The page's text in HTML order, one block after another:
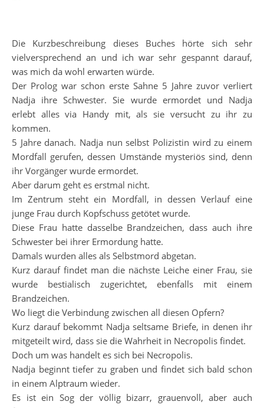
Die Kurzbeschreibung dieses Buches hörte sich sehr
vielversprechend an und ich war sehr gespannt darauf,
was mich da wohl erwarten würde.
Der Prolog war schon erste Sahne 5 Jahre zuvor verliert
Nadja ihre Schwester. Sie wurde ermordet und Nadja
erlebt alles via Handy mit, als sie versucht zu ihr zu
kommen.
5 Jahre danach. Nadja nun selbst Polizistin wird zu einem
Mordfall gerufen, dessen Umstände mysteriös sind, denn
ihr Vorgänger wurde ermordet.
Aber darum geht es erstmal nicht.
Im Zentrum steht ein Mordfall, in dessen Verlauf eine
junge Frau durch Kopfschuss getötet wurde.
Diese Frau hatte dasselbe Brandzeichen, dass auch ihre
Schwester bei ihrer Ermordung hatte.
Damals wurden alles als Selbstmord abgetan.
Kurz darauf findet man die nächste Leiche einer Frau, sie
wurde bestialisch zugerichtet, ebenfalls mit einem
Brandzeichen.
Wo liegt die Verbindung zwischen all diesen Opfern?
Kurz darauf bekommt Nadja seltsame Briefe, in denen ihr
mitgeteilt wird, dass sie die Wahrheit in Necropolis findet.
Doch um was handelt es sich bei Necropolis.
Nadja beginnt tiefer zu graben und findet sich bald schon
in einem Alptraum wieder.
Es ist ein Sog der völlig bizarr, grauenvoll, aber auch